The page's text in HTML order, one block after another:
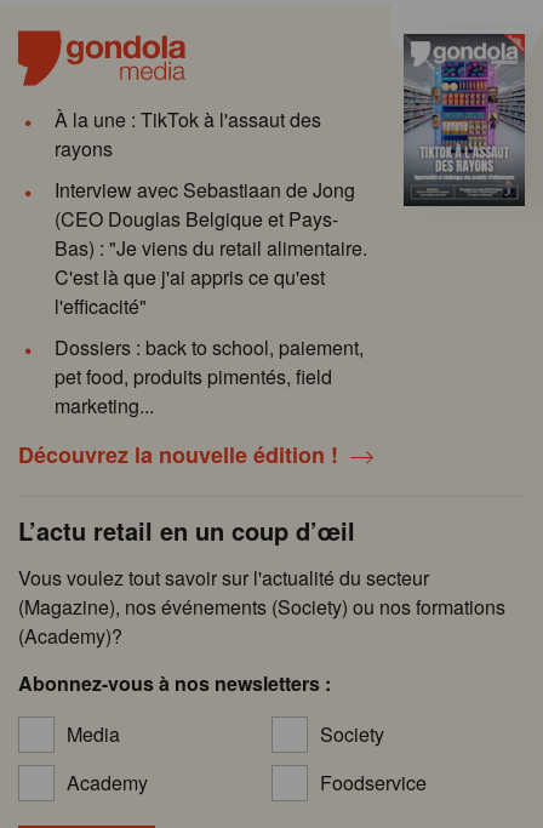
À la une : TikTok à l'assaut des
rayons
Interview avec Sebastiaan de Jong
(CEO Douglas Belgique et Pays-
Bas) : "Je viens du retail alimentaire.
C'est là que j'ai appris ce qu'est
l'efficacité"
Dossiers : back to school, paiement,
pet food, produits pimentés, field
marketing...
Découvrez la nouvelle édition !
L’actu retail en un coup d’œil
Vous voulez tout savoir sur l'actualité du secteur
(Magazine), nos événements (Society) ou nos formations
(Academy)?
Abonnez-vous à nos newsletters :
Media
Society
Academy
Foodservice